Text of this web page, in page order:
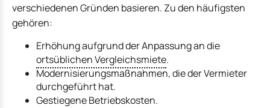
verschiedenen Gründen basieren. Zu den häufigsten
gehören:
Erhöhung aufgrund der Anpassung an die
ortsüblichen Vergleichsmiete.
Modernisierungsmaßnahmen, die der Vermieter
durchgeführt hat.
GestiegeneBetriebskosten.